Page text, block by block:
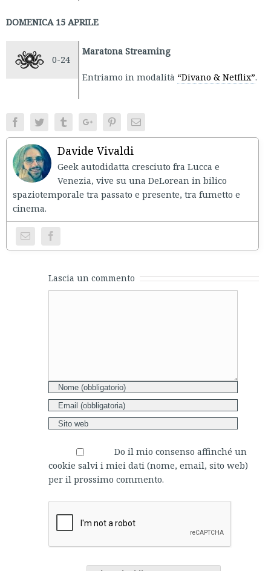
DOMENICA 15 APRILE
0-24
Maratona Streaming
Entriamo in modalità “Divano & Netflix”.
FacebookTwitter TumblrGoogle+PinterestEmail
Davide Vivaldi
Geek autodidatta cresciuto fra Lucca e
Venezia, vive su una DeLorean in bilico
spaziotemporale tra passato e presente, tra fumetto e
cinema.
Lascia un commento
Do il mio consenso affinché un
cookie salvi i miei dati (nome, email, sito web)
per il prossimo commento.